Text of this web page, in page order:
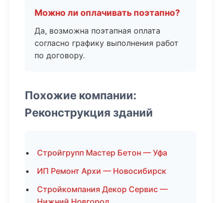
Можно ли оплачивать поэтапно?
Да, возможна поэтапная оплата
согласно графику выполнения работ
по договору.
Похожие компании:
Реконструкция зданий
Стройгрупп Мастер Бетон — Уфа
ИП Ремонт Архи — Новосибирск
Стройкомпания Декор Сервис —